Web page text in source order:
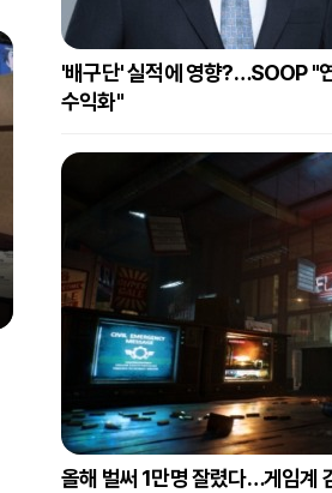
'배구단' 실적에 영향?…SOOP "
수익화"
올해 벌써 1만명 잘렸다…게임계